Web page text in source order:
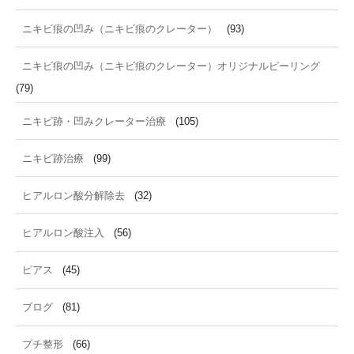
ニキビ痕の凹み（ニキビ痕のクレーター） (93)
ニキビ痕の凹み（ニキビ痕のクレーター）オリジナルピーリング
(79)
ニキビ跡・凹みクレーター治療 (105)
ニキビ跡治療 (99)
ヒアルロン酸分解除去 (32)
ヒアルロン酸注入 (56)
ピアス (45)
ブログ (81)
プチ整形 (66)